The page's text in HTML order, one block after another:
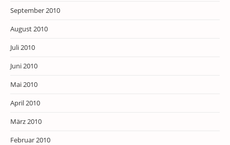
September 2010
August 2010
Juli 2010
Juni 2010
Mai 2010
April 2010
März 2010
Februar 2010